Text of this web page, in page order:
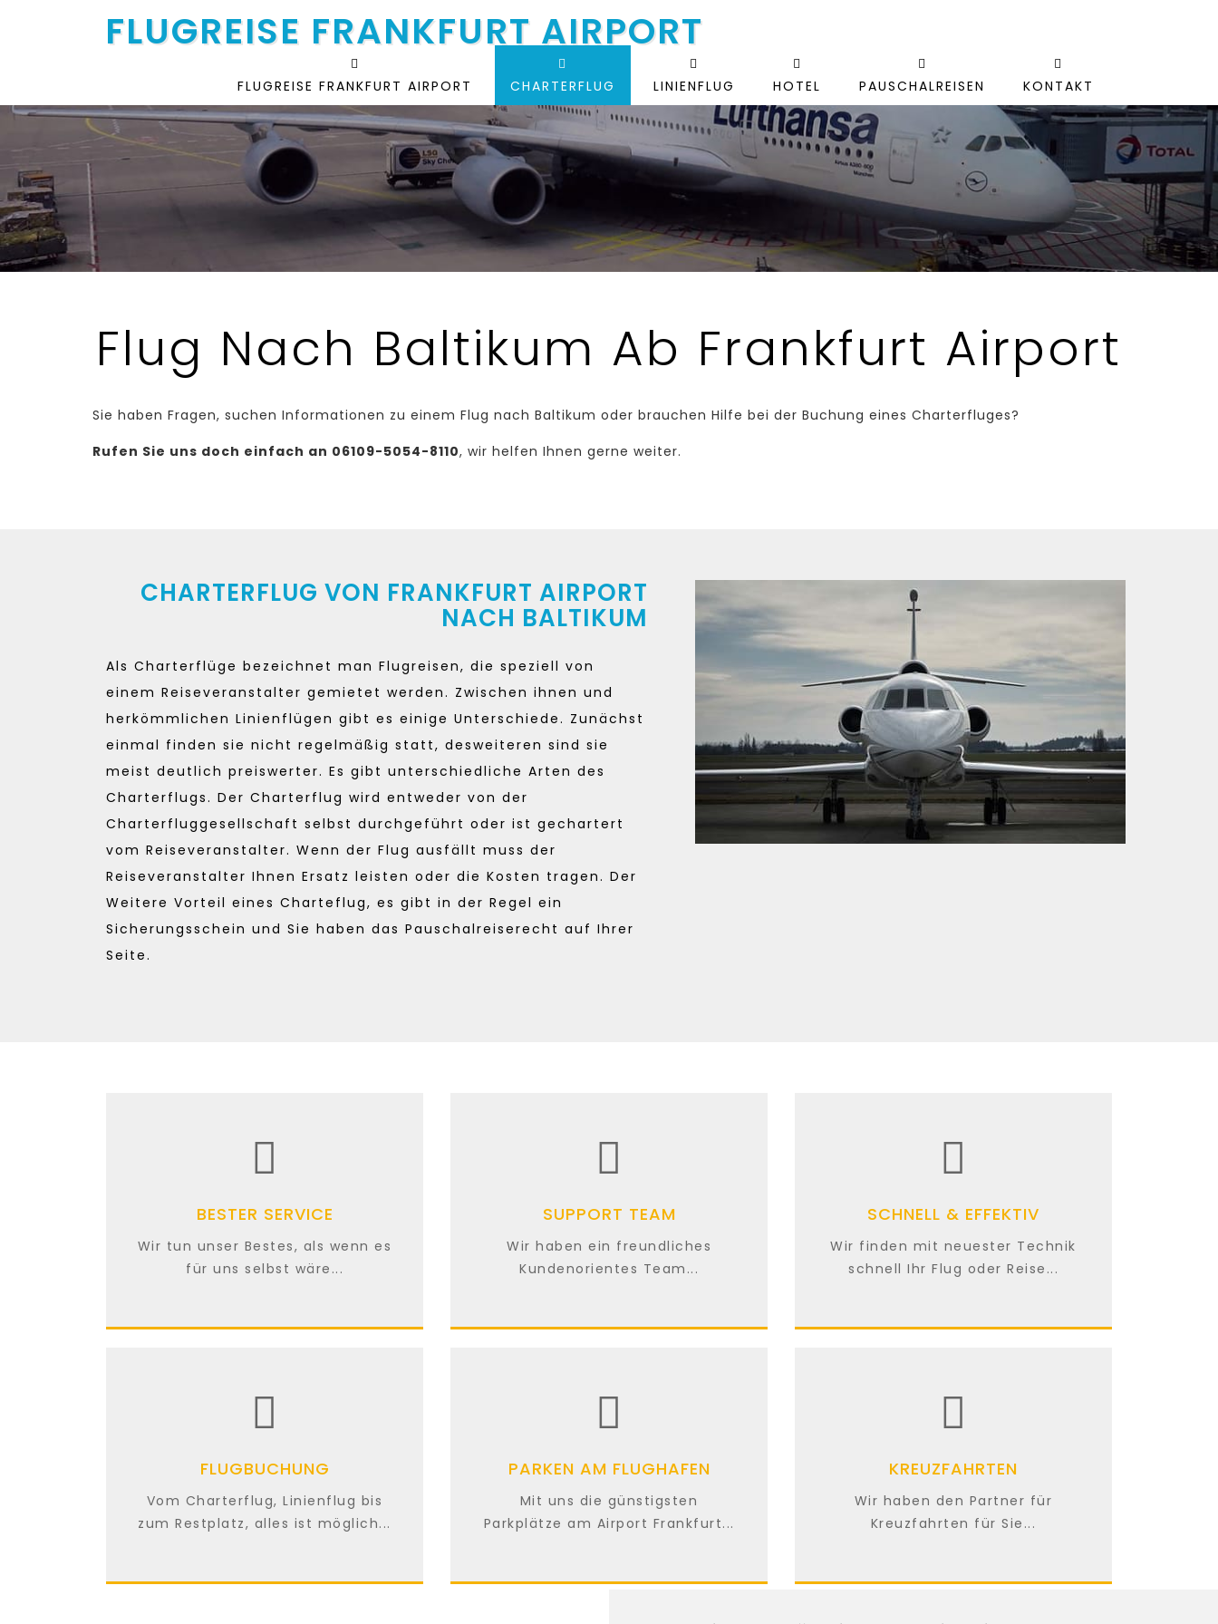
FLUGREISE FRANKFURT AIRPORT
FLUGREISE FRANKFURT AIRPORT CHARTERFLUG LINIENFLUG HOTEL PAUSCHALREISEN KONTAKT
Flug Nach Baltikum Ab Frankfurt Airport
Sie haben Fragen, suchen Informationen zu einem Flug nach Baltikum oder brauchen Hilfe bei der Buchung eines Charterfluges?
Rufen Sie uns doch einfach an 06109-5054-8110, wir helfen Ihnen gerne weiter.
CHARTERFLUG VON FRANKFURT AIRPORT
NACH BALTIKUM
Als Charterflüge bezeichnet man Flugreisen, die speziell von
einem Reiseveranstalter gemietet werden. Zwischen ihnen und
herkömmlichen Linienflügen gibt es einige Unterschiede. Zunächst
einmal finden sie nicht regelmäßig statt, desweiteren sind sie
meist deutlich preiswerter. Es gibt unterschiedliche Arten des
Charterflugs. Der Charterflug wird entweder von der
Charterfluggesellschaft selbst durchgeführt oder ist gechartert
vom Reiseveranstalter. Wenn der Flug ausfällt muss der
Reiseveranstalter Ihnen Ersatz leisten oder die Kosten tragen. Der
Weitere Vorteil eines Charteflug, es gibt in der Regel ein
Sicherungsschein und Sie haben das Pauschalreiserecht auf Ihrer
Seite.
BESTER SERVICE
Wir tun unser Bestes, als wenn es
für uns selbst wäre...
SUPPORT TEAM
Wir haben ein freundliches
Kundenorientes Team...
SCHNELL & EFFEKTIV
Wir finden mit neuester Technik
schnell Ihr Flug oder Reise...
FLUGBUCHUNG
Vom Charterflug, Linienflug bis
zum Restplatz, alles ist möglich...
PARKEN AM FLUGHAFEN
Mit uns die günstigsten
Parkplätze am Airport Frankfurt...
KREUZFAHRTEN
Wir haben den Partner für
Kreuzfahrten für Sie...